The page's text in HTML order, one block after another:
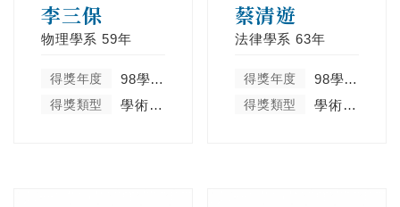
李三保
物理學系 59年
得獎年度 98學年度
得獎類型 學術卓越類
蔡清遊
法律學系 63年
得獎年度 98學年度
得獎類型 學術卓越類